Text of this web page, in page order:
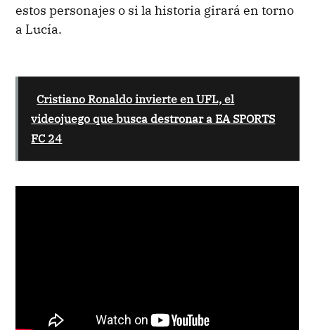
estos personajes o si la historia girará en torno
a Lucía.
Cristiano Ronaldo invierte en UFL, el
videojuego que busca destronar a EA SPORTS
FC 24